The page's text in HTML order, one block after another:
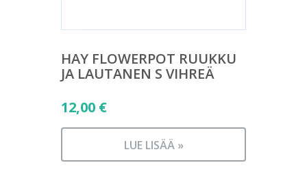
HAY FLOWERPOT RUUKKU
JA LAUTANEN S VIHREÄ
12,00 €
LUE LISÄÄ »